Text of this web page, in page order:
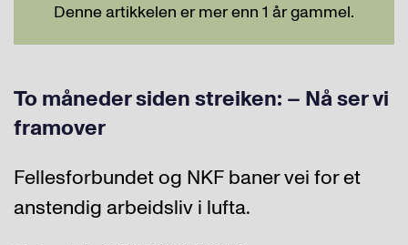
Denne artikkelen er mer enn 1 år gammel.
To måneder siden streiken: – Nå ser vi
framover
Fellesforbundet og NKF baner vei for et
anstendig arbeidsliv i lufta.